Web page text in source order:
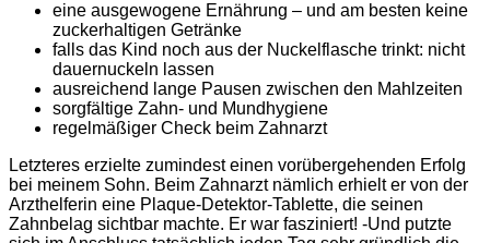
eine ausgewogene Ernährung – und am besten keine
zuckerhaltigen Getränke
falls das Kind noch aus der Nuckelflasche trinkt: nicht
dauernuckeln lassen
ausreichend lange Pausen zwischen den Mahlzeiten
sorgfältige Zahn- und Mundhygiene
regelmäßiger Check beim Zahnarzt
Letzteres erzielte zumindest einen vorübergehenden Erfolg
bei meinem Sohn. Beim Zahnarzt nämlich erhielt er von der
Arzthelferin eine Plaque-Detektor-Tablette, die seinen
Zahnbelag sichtbar machte. Er war fasziniert! -Und putzte